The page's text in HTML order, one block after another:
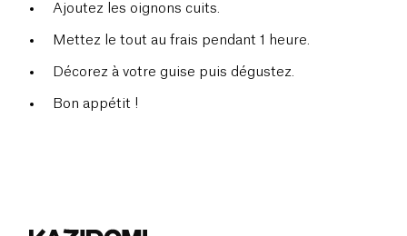
Ajoutez les oignons cuits.
Mettez le tout au frais pendant 1 heure.
Décorez à votre guise puis dégustez.
Bon appétit !